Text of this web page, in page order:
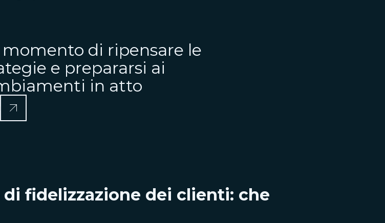
momento di ripensare le
e prepararsi ai
in atto
di fidelizzazione dei clienti: che